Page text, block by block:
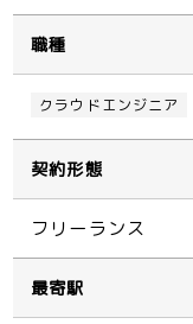
職種
クラウドエンジニア
契約形態
フリーランス
最寄駅